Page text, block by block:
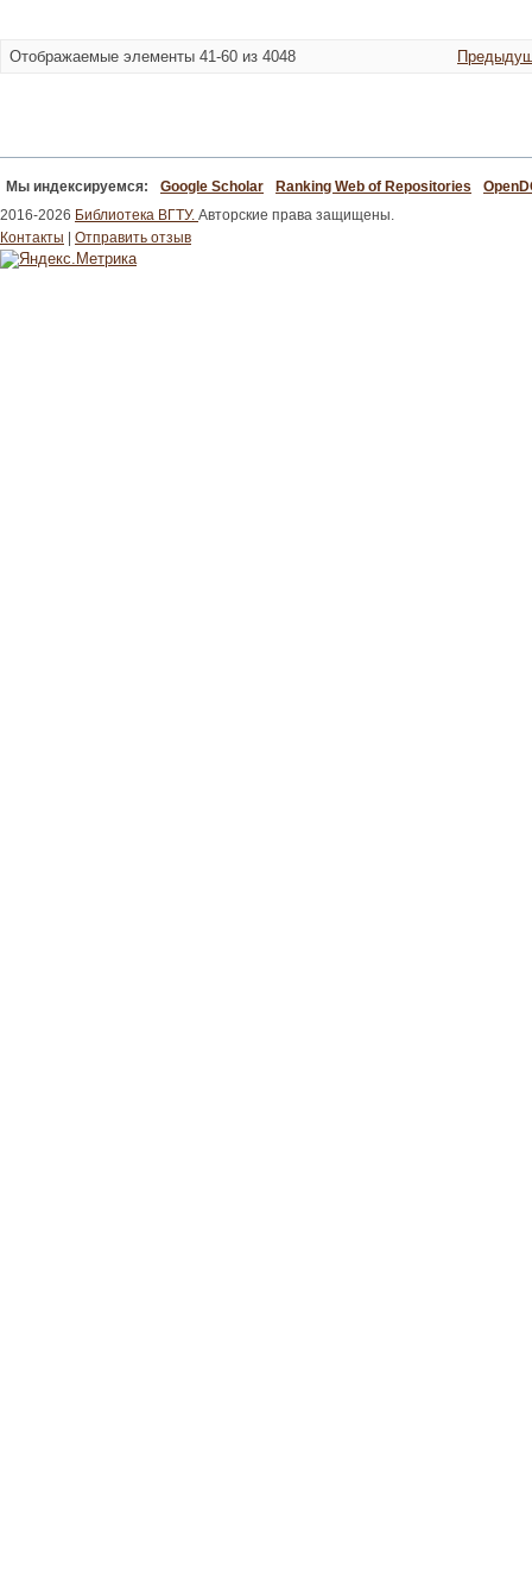
Отображаемые элементы 41-60 из 4048
Мы индексируемся: Google Scholar Ranking Web of Repositories
2016-2026 Библиотека ВГТУ. Авторские права защищены.
Контакты
Отправить отзыв